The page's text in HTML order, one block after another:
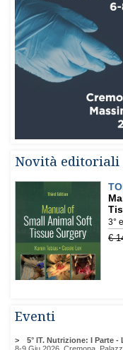
Novità editoriali
Eventi